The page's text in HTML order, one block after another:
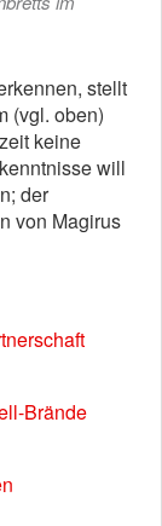
stellt
(vgl. oben)
keine
will
der
von Magirus
Brände